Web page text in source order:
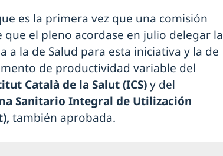
es la primera vez que una comisión
que el pleno acordase en julio delegar la
a la de Salud para esta iniciativa y la de
de productividad variable del
Català de la Salut (ICS)y del
Sanitario Integral de Utilización
también aprobada.